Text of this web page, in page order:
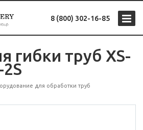
8 (800) 302-16-85
гибки труб XS-
для обработки труб